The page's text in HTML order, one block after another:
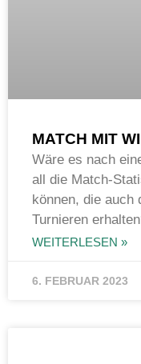
MATCH MIT
Wäre es nach
all die Match-
können, die auch
Turnieren
WEITERLESEN »
6. FEBRUAR 2023